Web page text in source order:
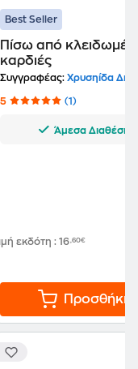
Best Seller
Πίσω από
καρδιές
Συγγραφέας: Χρυσηίδα
5 (1)
Άμεσα Διαθέσιμο
εκδότη : 16,60€
Προσθήκη